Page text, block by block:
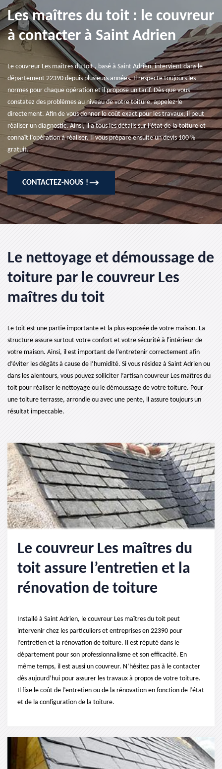
Les maîtres du toit : le couvreur
à contacter à Saint Adrien
Le couvreur Les maîtres du toit , basé à Saint Adrien, intervient dans le
département 22390 depuis plusieurs années. Il respecte toujours les
normes pour chaque opération et il propose un tarif. Dès que vous
constatez des problèmes au niveau de votre toiture, appelez-le
directement. Afin de vous donner le coût exact pour les travaux, il peut
réaliser un diagnostic. Ainsi, il a tous les détails sur l’état de la toiture et
connaît l’opération à réaliser. Il vous prépare ensuite un devis 100 %
gratuit.
CONTACTEZ-NOUS !
Le nettoyage et démoussage de
toiture par le couvreur Les
maîtres du toit
Le toit est une partie importante et la plus exposée de votre maison. La
structure assure surtout votre confort et votre sécurité à l'intérieur de
votre maison. Ainsi, il est important de l’entretenir correctement afin
d’éviter les dégâts à cause de l’humidité. Si vous résidez à Saint Adrien ou
dans les alentours, vous pouvez solliciter l’artisan couvreur Les maîtres du
toit pour réaliser le nettoyage ou le démoussage de votre toiture. Pour
une toiture terrasse, arrondie ou avec une pente, il assure toujours un
résultat impeccable.
Le couvreur Les maîtres du
toit assure l’entretien et la
rénovation de toiture
Installé à Saint Adrien, le couvreur Les maîtres du toit peut
intervenir chez les particuliers et entreprises en 22390 pour
l’entretien et la rénovation de toiture. Il est réputé dans le
département pour son professionnalisme et son efficacité. En
même temps, il est aussi un couvreur. N’hésitez pas à le contacter
dès aujourd’hui pour assurer les travaux à propos de votre toiture.
Il fixe le coût de l’entretien ou de la rénovation en fonction de l’état
et de la configuration de la toiture.